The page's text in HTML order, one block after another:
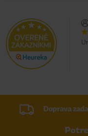
Doprava